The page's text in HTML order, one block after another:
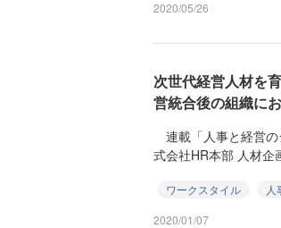
2020/05/26
次世代経営人材を
営統合後の組織に
連載「人事と経営
式会社HR本部 人材企
ワークスタイル 人
2020/01/07